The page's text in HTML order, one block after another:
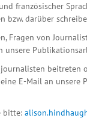
französischer
darüber
Fragen von
unsere
E-Mail an unsere
bitte: